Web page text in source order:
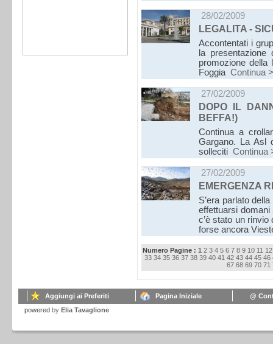
28/02/2009
LEGALITA -
Accontentati i
la
promozione della
Foggia Continua
27/02/2009
DOPO IL
BEFFA!)
Continua a
Gargano. La Asl
solleciti Continua
27/02/2009
EMERGENZA
S’era parlato
effettuarsi
c’è stato un
forse ancora
Numero Pagine : 1 2 3 4 5 6 7 8 9 10 11 12
33 34 35 36 37 38 39 40 41 42 43 44 45 46
67 68 69 70 71
Aggiungi ai Preferiti Pagina Iniziale
@
powered by Elia Tavaglione